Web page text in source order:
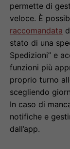
permette di
veloce. È
raccomandata
stato di una
Spedizioni” e
funzioni più
proprio turno
scegliendo
In caso di
notifiche e
dall’app.